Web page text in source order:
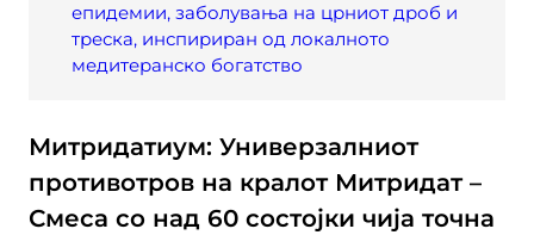
епидемии, заболувања на црниот дроб и
треска, инспириран од локалното
медитеранско богатство
Митридатиум: Универзалниот
противотров на кралот Митридат –
Смеса со над 60 состојки чија точна